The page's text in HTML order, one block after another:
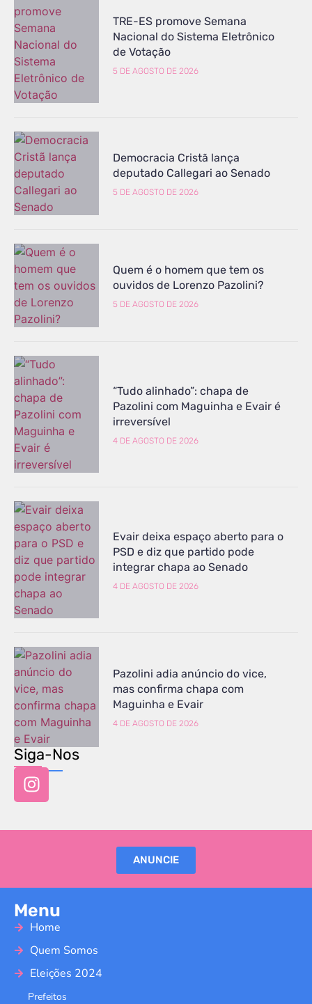
TRE-ES promove Semana
Nacional do Sistema Eletrônico
de Votação
5 DE AGOSTO DE 2026
Democracia Cristã lança
deputado Callegari ao Senado
5 DE AGOSTO DE 2026
Quem é o homem que tem os
ouvidos de Lorenzo Pazolini?
5 DE AGOSTO DE 2026
“Tudo alinhado”: chapa de
Pazolini com Maguinha e Evair é
irreversível
4 DE AGOSTO DE 2026
Evair deixa espaço aberto para o
PSD e diz que partido pode
integrar chapa ao Senado
4 DE AGOSTO DE 2026
Pazolini adia anúncio do vice,
mas confirma chapa com
Maguinha e Evair
4 DE AGOSTO DE 2026
Siga-Nos
ANUNCIE
Menu
Home
Quem Somos
Eleições 2024
Prefeitos